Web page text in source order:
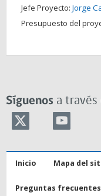
Jefe Proyecto: Jorge
Presupuesto del
Síguenos a través
Inicio Mapa del
Preguntas frecuentes